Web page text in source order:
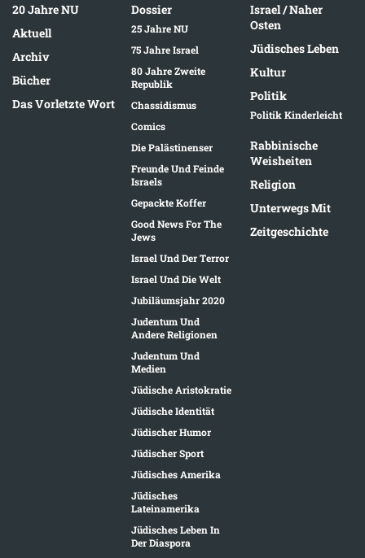
20 Jahre NU
Aktuell
Archiv
Bücher
Das Vorletzte Wort
Dossier
25 Jahre NU
75 Jahre Israel
80 Jahre Zweite
Republik
Chassidismus
Comics
Die Palästinenser
Freunde Und Feinde
Israels
Gepackte Koffer
Good News For The
Jews
Israel Und Der Terror
Israel Und Die Welt
Jubiläumsjahr 2020
Judentum Und
Andere Religionen
Judentum Und
Medien
Jüdische Aristokratie
Jüdische Identität
Jüdischer Humor
Jüdischer Sport
Jüdisches Amerika
Jüdisches
Lateinamerika
Jüdisches Leben In
Der Diaspora
Israel / Naher
Osten
Jüdisches Leben
Kultur
Politik
Politik Kinderleicht
Rabbinische
Weisheiten
Religion
Unterwegs Mit
Zeitgeschichte